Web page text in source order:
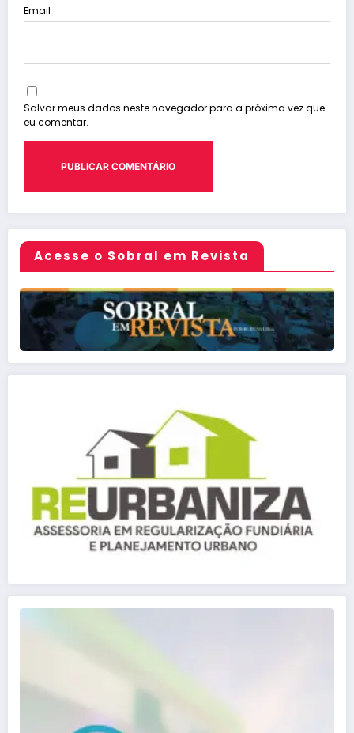
Email
Salvar meus dados neste navegador para a próxima vez que
eu comentar.
Acesse o Sobral em Revista